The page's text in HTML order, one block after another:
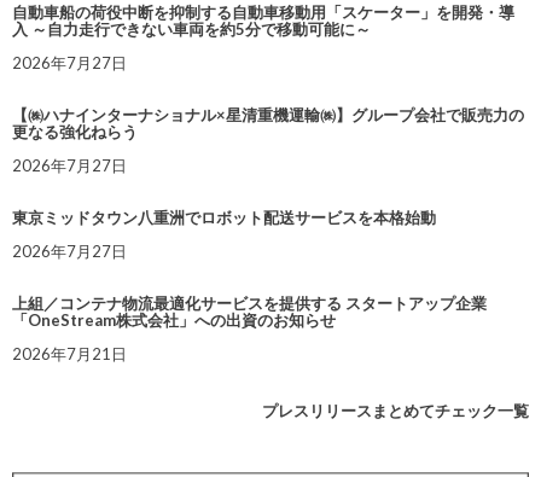
自動車船の荷役中断を抑制する自動車移動用「スケーター」を開発・導
入 ～自力走行できない車両を約5分で移動可能に～
2026年7月27日
【㈱ハナインターナショナル×星清重機運輸㈱】グループ会社で販売力の
更なる強化ねらう
2026年7月27日
東京ミッドタウン八重洲でロボット配送サービスを本格始動
2026年7月27日
上組／コンテナ物流最適化サービスを提供する スタートアップ企業
「OneStream株式会社」への出資のお知らせ
2026年7月21日
プレスリリースまとめてチェック一覧